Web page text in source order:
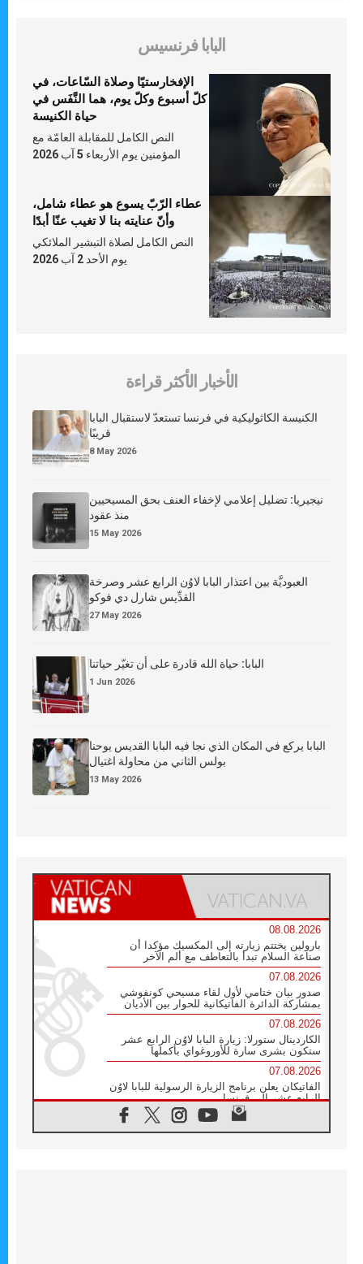
البابا فرنسيس
الإفخارستيّا وصلاة السّاعات، في
كلّ أسبوع وكلّ يوم، هما النَّفَس في
حياة الكنيسة
النص الكامل للمقابلة العامّة مع
المؤمنين يوم الأربعاء 5 آب 2026
عطاء الرّبّ يسوع هو عطاء شامل،
وأنّ عنايته بنا لا تغيب عنّا أبدًا
النص الكامل لصلاة التبشير الملائكي
يوم الأحد 2 آب 2026
الأخبار الأكثر قراءة
الكنيسة الكاثوليكية في فرنسا تستعدّ لاستقبال البابا
قريبًا
8 May 2026
نيجيريا: تضليل إعلامي لإخفاء العنف بحق المسيحيين
منذ عقود
15 May 2026
العبوديَّة بين اعتذار البابا لاوُن الرابع عشر وصرخة
القدِّيس شارل دي فوكو
27 May 2026
البابا: حياة الله قادرة على أن تغيّر حياتنا
1 Jun 2026
البابا يركع في المكان الذي نجا فيه البابا القديس يوحنا
بولس الثاني من محاولة اغتيال
13 May 2026
08.08.2026
بارولين يختتم زيارته إلى المكسيك مؤكدا أن
صناعة السلام تبدأ بالتعاطف مع ألم الآخر
07.08.2026
صدور بيان ختامي لأول لقاء مسيحي كونفوشي
بمشاركة الدائرة الفاتيكانية للحوار بين الأديان
07.08.2026
الكاردينال ستورلا: زيارة البابا لاوُن الرابع عشر
ستكون بشرى سارة للأوروغواي بأكملها
07.08.2026
الفاتيكان يعلن برنامج الزيارة الرسولية للبابا لاوُن
الرابع عشر إلى فرنسا
في الذكرى الـ ٨١ لحادثة هيروشيما الكنيسة في